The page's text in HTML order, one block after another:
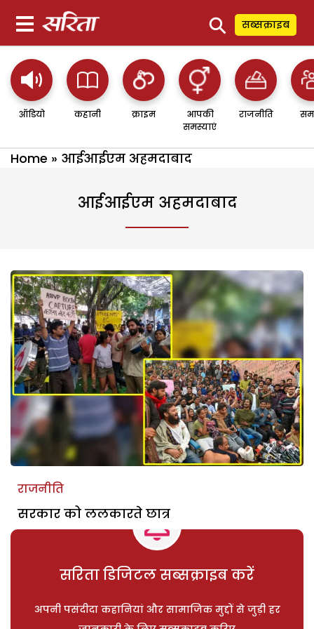
⚲ सब्सक्राइब
ऑडियो कहानी क्राइम
आपकी
समस्याएं
राजनीति
Home » आईआईएम अहमदाबाद
आईआईएम अहमदाबाद
राजनीति
सरकार को ललकारते छात्र
सरिता डिजिटल सब्सक्राइब करें
अपनी पसंदीदा कहानियां और सामाजिक मुद्दों से जुड़ी हर